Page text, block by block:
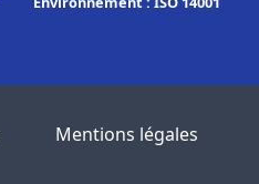
Mentions légales